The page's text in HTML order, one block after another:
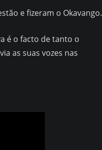
e fizeram o Okavango.
é o facto de tanto o
as suas vozes nas